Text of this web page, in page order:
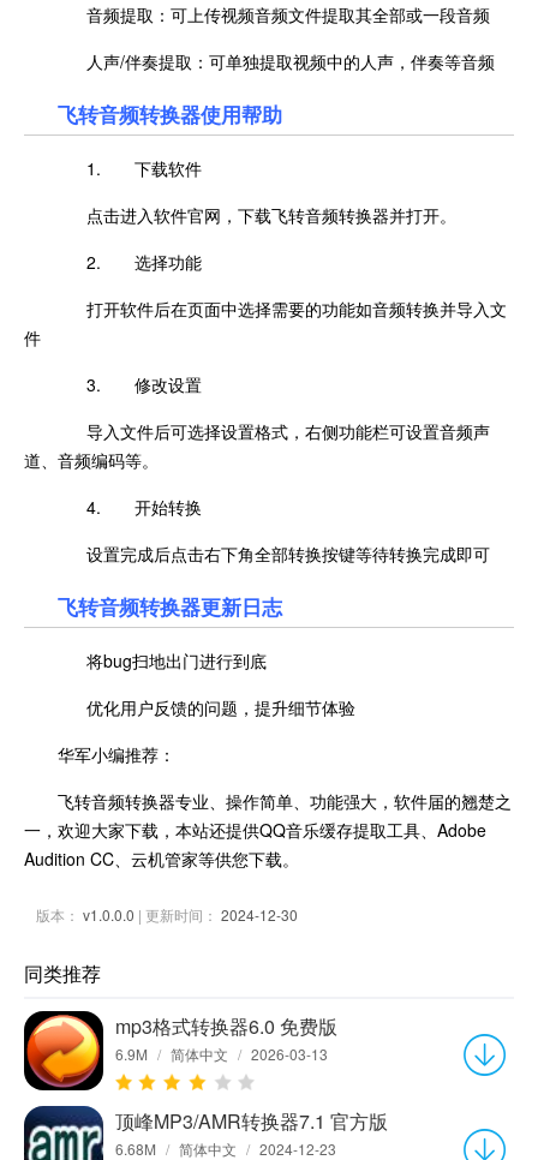
音频提取：可上传视频音频文件提取其全部或一段音频
人声/伴奏提取：可单独提取视频中的人声，伴奏等音频
飞转音频转换器使用帮助
1. 下载软件
点击进入软件官网，下载飞转音频转换器并打开。
2. 选择功能
打开软件后在页面中选择需要的功能如音频转换并导入文
件
3. 修改设置
导入文件后可选择设置格式，右侧功能栏可设置音频声
道、音频编码等。
4. 开始转换
设置完成后点击右下角全部转换按键等待转换完成即可
飞转音频转换器更新日志
将bug扫地出门进行到底
优化用户反馈的问题，提升细节体验
华军小编推荐：
飞转音频转换器专业、操作简单、功能强大，软件届的翘楚之
一，欢迎大家下载，本站还提供QQ音乐缓存提取工具、Adobe
Audition CC、云机管家等供您下载。
版本： v1.0.0.0 | 更新时间： 2024-12-30
同类推荐
mp3格式转换器6.0 免费版
6.9M / 简体中文 / 2026-03-13
顶峰MP3/AMR转换器7.1 官方版
6.68M / 简体中文 / 2024-12-23